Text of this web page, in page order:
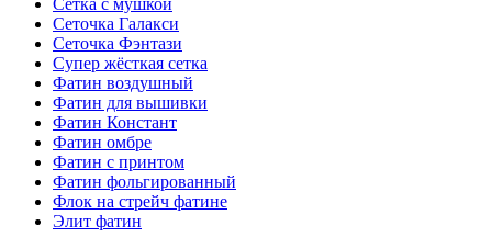
Сетка с мушкой
Сеточка Галакси
Сеточка Фэнтази
Супер жёсткая сетка
Фатин воздушный
Фатин для вышивки
Фатин Констант
Фатин омбре
Фатин с принтом
Фатин фольгированный
Флок на стрейч фатине
Элит фатин